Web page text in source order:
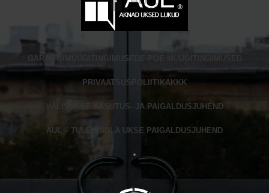
GARANTII MÜÜGITINGIMUSED
PRIVAATSUSPOLIITIKA KKK
VÄLISUKSE KASUTUS- JA PAIGALDUSJUHEND
AUL – TULEKINDLA UKSE PAIGALDUSJUHEND